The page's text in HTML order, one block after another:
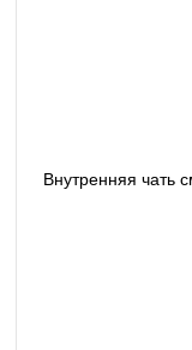
Внутренняя чать